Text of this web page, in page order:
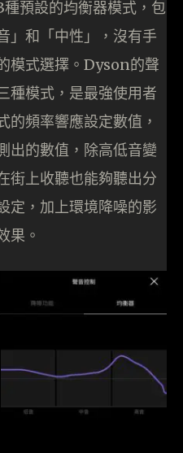
預設的均衡器模式，包
」和「中性」，沒有手
模式選擇。Dyson的聲
種模式，是最強使用者
的頻率響應設定數值，
出的數值，除高低音變
街上收聽也能夠聽出分
定，加上環境降噪的影
果。